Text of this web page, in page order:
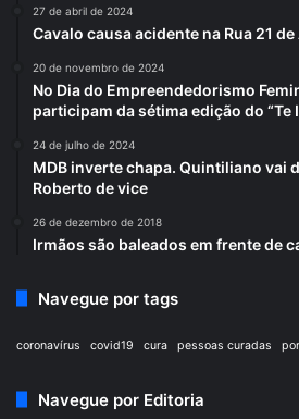
27 de abril de 2024
Cavalo causa acidente na Rua 21
20 de novembro de 2024
No Dia do Empreendedorismo
participam da sétima edição do “Te
24 de julho de 2024
MDB inverte chapa. Quintiliano vai
Roberto de vice
26 de dezembro de 2018
Irmãos são baleados em frente de
Navegue por tags
coronavírus covid19 cura pessoas curadas
Navegue por Editoria